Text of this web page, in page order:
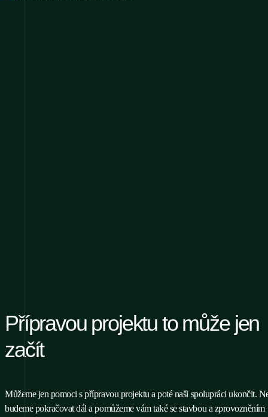
Přípravou projektu to může jen
začít
Můžeme jen pomoci s přípravou projektu a poté naši spolupráci ukončit.
budeme pokračovat dál a pomůžeme vám také se stavbou a zprovozněním